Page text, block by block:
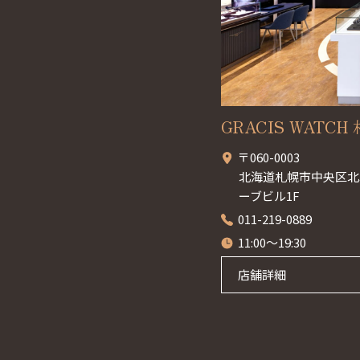
GRACIS WATCH
〒060-0003
北海道札幌市中央区
ーブビル1F
011-219-0889
11:00～19:30
店舗詳細